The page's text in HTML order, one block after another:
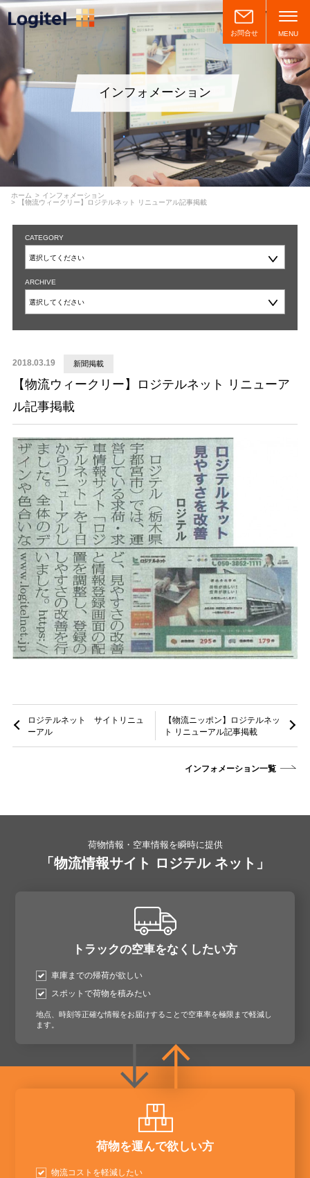
お問合せ MENU
インフォメーション
ホーム
インフォメーション
【物流ウィークリー】ロジテルネット リニューアル記事掲載
CATEGORY
ARCHIVE
2018.03.19 新聞掲載
【物流ウィークリー】ロジテルネット リニューア
ル記事掲載
ロジテルネット サイトリニュ
ーアル
【物流ニッポン】ロジテルネッ
ト リニューアル記事掲載
インフォメーション一覧
荷物情報・空車情報を瞬時に提供
「物流情報サイト ロジテル ネット」
トラックの空車をなくしたい方
車庫までの帰荷が欲しい
スポットで荷物を積みたい
地点、時刻等正確な情報をお届けすることで空車率を極限まで軽減し
ます。
荷物を運んで欲しい方
物流コストを軽減したい